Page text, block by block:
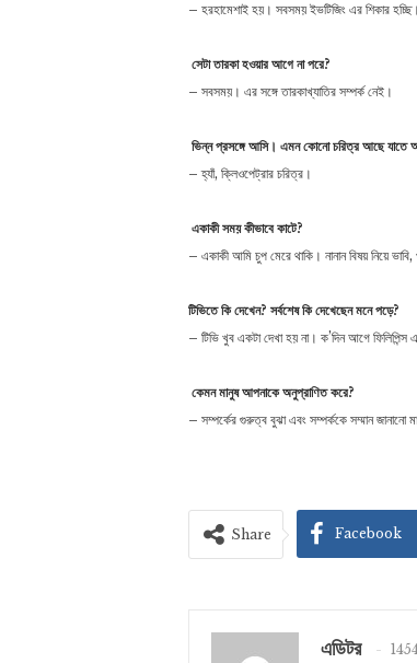
– হরহামেশাই হয়। সবসময় ইভটিজিং এর শিকার হচ্ছি।
সেটা তারকা হওয়ার আগে না পরে?
– সবসময়। এর সঙ্গে তারকাখ্যাতির সম্পর্ক নেই।
ভিন্ন প্রসঙ্গে আসি। এমন কোনো চরিত্র আছে যাতে
– হ্যাঁ, ক্লিওপেট্রার চরিত্র।
একাকী সময় কীভাবে কাটে?
– একাকী আমি চুপ মেরে থাকি। নানান বিষয় নিয়ে
টিভিতে কি দেখেন? সর্বশেষ কি দেখেছেন মনে পড়ে?
– টিভি খুব একটা দেখা হয় না। ক’দিন আগে ফিলিপিন্স
কেমন মানুষ আপনাকে অনুপ্রাণিত করে?
– সম্পর্কের গুরুত্ব বুঝা এবং সম্পর্ককে সম্মান জানানো
Share Facebook
এডিটর